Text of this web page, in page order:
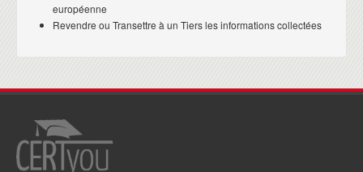
européenne
Revendre ou Transettre à un Tiers les informations collectées